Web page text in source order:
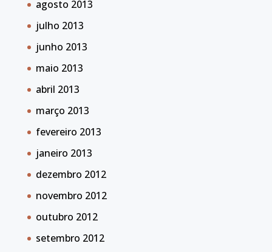
agosto 2013
julho 2013
junho 2013
maio 2013
abril 2013
março 2013
fevereiro 2013
janeiro 2013
dezembro 2012
novembro 2012
outubro 2012
setembro 2012